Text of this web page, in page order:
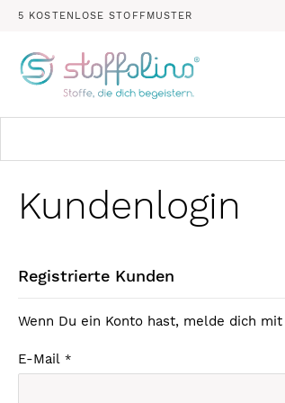
5 KOSTENLOSE STOFFMUSTER
Kundenlogin
Registrierte Kunden
Wenn Du ein Konto hast, melde dich
E-Mail